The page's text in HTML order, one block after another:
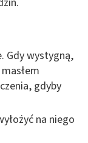
Gdy wystygną,
gdyby
na niego